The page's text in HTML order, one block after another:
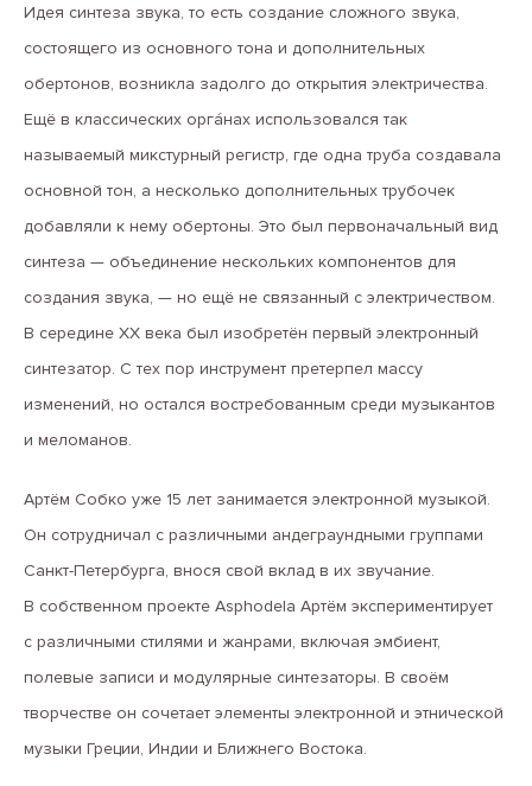
Идея синтеза звука, то есть создание сложного звука,
состоящего из основного тона и дополнительных
обертонов, возникла задолго до открытия электричества.
Ещё в классических оргáнах использовался так
называемый микстурный регистр, где одна труба создавала
основной тон, а несколько дополнительных трубочек
добавляли к нему обертоны. Это был первоначальный вид
синтеза — объединение нескольких компонентов для
создания звука, — но ещё не связанный с электричеством.
В середине XX века был изобретён первый электронный
синтезатор. С тех пор инструмент претерпел массу
изменений, но остался востребованным среди музыкантов
и меломанов.
Артём Собко уже 15 лет занимается электронной музыкой.
Он сотрудничал с различными андеграундными группами
Санкт-Петербурга, внося свой вклад в их звучание.
В собственном проекте Asphodela Артём экспериментирует
с различными стилями и жанрами, включая эмбиент,
полевые записи и модулярные синтезаторы. В своём
творчестве он сочетает элементы электронной и этнической
музыки Греции, Индии и Ближнего Востока.